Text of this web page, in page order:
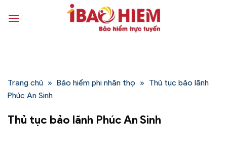
qua
Trang chủ » Bảo hiểm phi nhân thọ » Thủ tục bảo lãnh
Phúc An Sinh
Thủ tục bảo lãnh Phúc An Sinh